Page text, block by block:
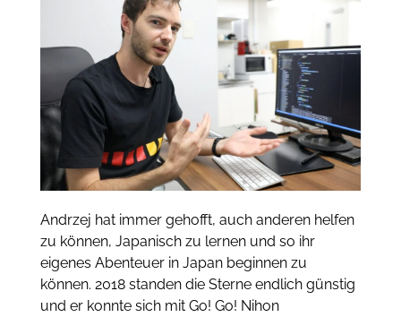
Andrzej hat immer gehofft, auch anderen helfen
zu können, Japanisch zu lernen und so ihr
eigenes Abenteuer in Japan beginnen zu
können. 2018 standen die Sterne endlich günstig
und er konnte sich mit Go! Go! Nihon